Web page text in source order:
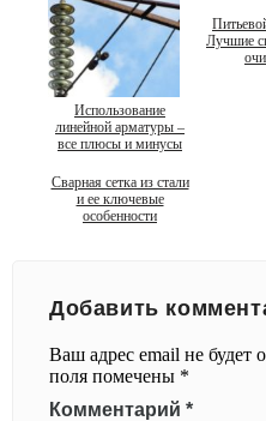
Использование
линейной арматуры –
все плюсы и минусы
Лучшие
Сварная сетка из стали
и ее ключевые
особенности
Добавить
Ваш адрес email не будет
поля помечены *
Комментарий *